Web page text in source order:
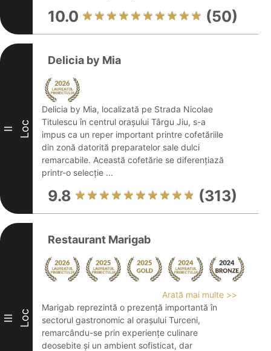
10.0 (50)
II Loc
Delicia by Mia
Delicia by Mia, localizată pe Strada Nicolae
Titulescu în centrul orașului Târgu Jiu, s-a
impus ca un reper important printre cofetăriile
din zonă datorită preparatelor sale dulci
remarcabile. Această cofetărie se diferențiază
printr-o selecție ...
9.8 (313)
III Loc
Restaurant Marigab
Arată mai multe >>
Marigab reprezintă o prezență importantă în
sectorul gastronomic al orașului Turceni,
remarcându-se prin experiențe culinare
deosebite și un ambient sofisticat, dar